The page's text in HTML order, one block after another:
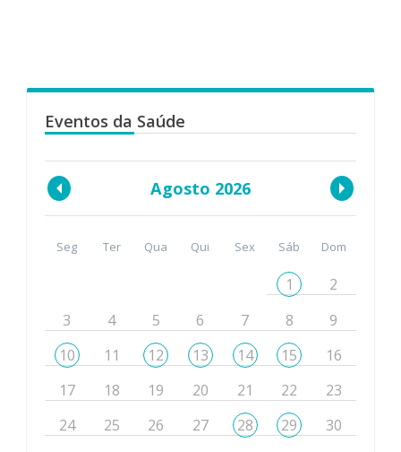
Eventos da Saúde
Agosto 2026
Seg Ter Qua Qui Sex Sáb Dom
1
2
3
4 5 6 7 8
9
10
11 12 13 14 15
16
17
18 19 20 21 22
23
24
25 26 27 28 29
30